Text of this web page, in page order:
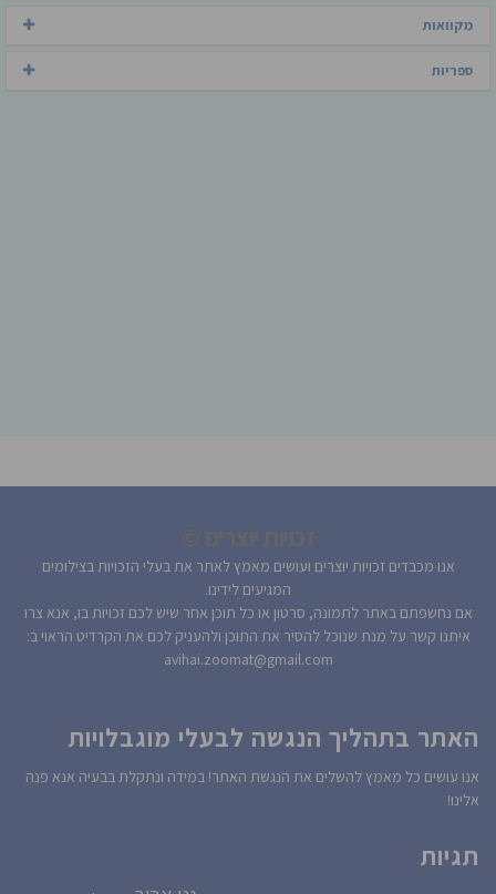
מקוואות
ספריות
אנו מכבדים זכויות יוצרים ועושים מאמץ לאתר את בעלי הזכויות בצילומים
המגיעים לידינו.
אם נחשפתם באתר לתמונה, סרטון או כל תוכן אחר שיש לכם זכויות בו, אנא צרו
איתנו קשר על מנת שנוכל להסיר את התוכן ולהעניק לכם את הקרדיט הראוי ב:
avihai.zoomat@gmail.com
האתר בתהליך הנגשה לבעלי מוגבלויות
אנו עושים כל מאמץ להשלים את הנגשת האתר! במידה ונתקלת בבעיה אנא פנה
אלינו!
תגיות